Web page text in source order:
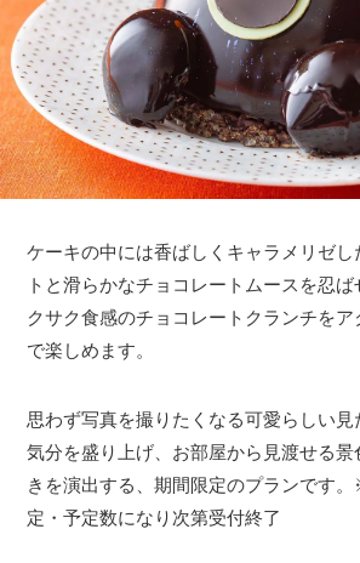
ケーキの中には香ばしくキャラメリゼし
トと滑らかなチョコレートムースを忍
クサク食感のチョコレートクランチをア
で楽しめます。
思わず写真を撮りたくなる可愛らしい見
気分を盛り上げ、お部屋から見渡せる景
きを演出する、期間限定のプランです
定・予定数になり次第受付終了